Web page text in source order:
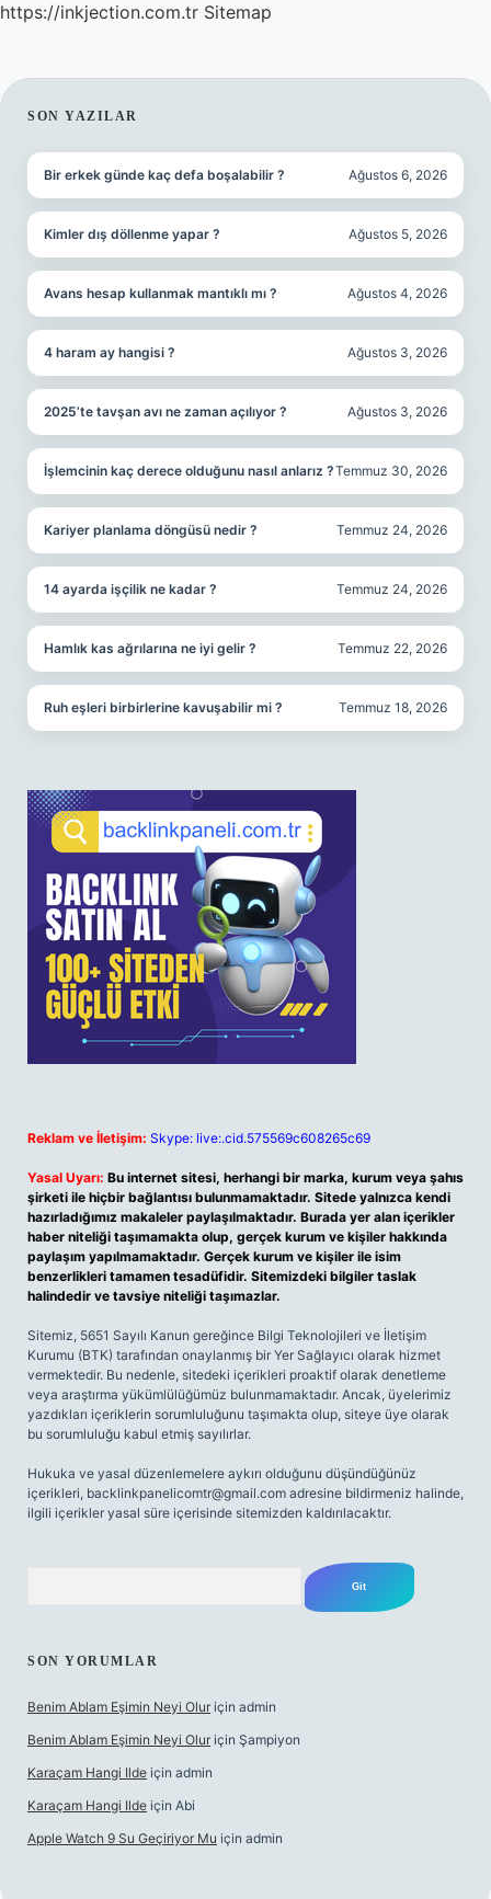
https://inkjection.com.tr Sitemap
SIDEBAR
SON YAZILAR
Bir erkek günde kaç defa boşalabilir ? Ağustos 6, 2026
Kimler dış döllenme yapar ? Ağustos 5, 2026
Avans hesap kullanmak mantıklı mı ? Ağustos 4, 2026
4 haram ay hangisi ? Ağustos 3, 2026
2025’te tavşan avı ne zaman açılıyor ? Ağustos 3, 2026
İşlemcinin kaç derece olduğunu nasıl anlarız ?Temmuz 30, 2026
Kariyer planlama döngüsü nedir ? Temmuz 24, 2026
14 ayarda işçilik ne kadar ? Temmuz 24, 2026
Hamlık kas ağrılarına ne iyi gelir ? Temmuz 22, 2026
Ruh eşleri birbirlerine kavuşabilir mi ? Temmuz 18, 2026
Reklam ve İletişim: Skype: live:.cid.575569c608265c69
Yasal Uyarı: Bu internet sitesi, herhangi bir marka, kurum veya şahıs
şirketi ile hiçbir bağlantısı bulunmamaktadır. Sitede yalnızca kendi
hazırladığımız makaleler paylaşılmaktadır. Burada yer alan içerikler
haber niteliği taşımamakta olup, gerçek kurum ve kişiler hakkında
paylaşım yapılmamaktadır. Gerçek kurum ve kişiler ile isim
benzerlikleri tamamen tesadüfidir. Sitemizdeki bilgiler taslak
halindedir ve tavsiye niteliği taşımazlar.
Sitemiz, 5651 Sayılı Kanun gereğince Bilgi Teknolojileri ve İletişim
Kurumu (BTK) tarafından onaylanmış bir Yer Sağlayıcı olarak hizmet
vermektedir. Bu nedenle, sitedeki içerikleri proaktif olarak denetleme
veya araştırma yükümlülüğümüz bulunmamaktadır. Ancak, üyelerimiz
yazdıkları içeriklerin sorumluluğunu taşımakta olup, siteye üye olarak
bu sorumluluğu kabul etmiş sayılırlar.
Hukuka ve yasal düzenlemelere aykırı olduğunu düşündüğünüz
içerikleri, backlinkpanelicomtr@gmail.com adresine bildirmeniz halinde,
ilgili içerikler yasal süre içerisinde sitemizden kaldırılacaktır.
SON YORUMLAR
Benim Ablam Eşimin Neyi Olur için admin
Benim Ablam Eşimin Neyi Olur için Şampiyon
Karaçam Hangi Ilde için admin
Karaçam Hangi Ilde için Abi
Apple Watch 9 Su Geçiriyor Mu için admin